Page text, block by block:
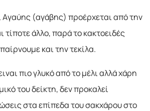
Αγαύης (αγάβης) προέρχεται από την
τίποτε άλλο, παρά το κακτοειδές
και την τεκίλα.
πιο γλυκό από το μέλι αλλά χάρη
του δείκτη, δεν προκαλεί
στα επίπεδα του σακχάρου στο